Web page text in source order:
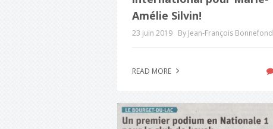
Amélie Silvin!
23 juin 2019 By Jean-François Bonnefond
READ MORE